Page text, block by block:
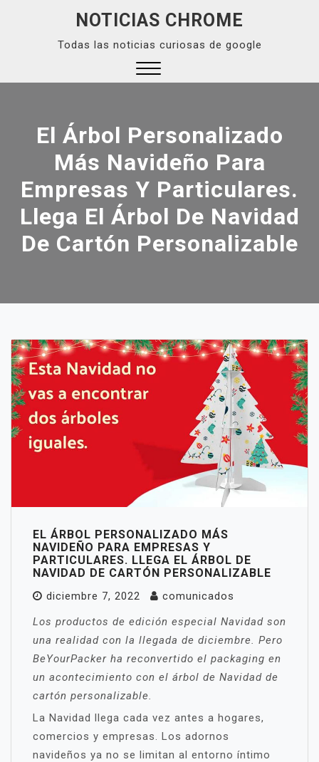
NOTICIAS CHROME
Todas las noticias curiosas de google
El Árbol Personalizado
Más Navideño Para
Empresas Y Particulares.
Llega El Árbol De Navidad
De Cartón Personalizable
EL ÁRBOL PERSONALIZADO MÁS
NAVIDEÑO PARA EMPRESAS Y
PARTICULARES. LLEGA EL ÁRBOL DE
NAVIDAD DE CARTÓN PERSONALIZABLE
diciembre 7, 2022
comunicados
Los productos de edición especial Navidad son
una realidad con la llegada de diciembre. Pero
BeYourPacker ha reconvertido el packaging en
un acontecimiento con el árbol de Navidad de
cartón personalizable.
La Navidad llega cada vez antes a hogares,
comercios y empresas. Los adornos
navideños ya no se limitan al entorno íntimo